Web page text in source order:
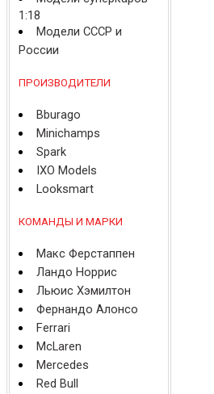
1:18
Модели СССР и
России
ПРОИЗВОДИТЕЛИ
Bburago
Minichamps
Spark
IXO Models
Looksmart
КОМАНДЫ И МАРКИ
Макс Ферстаппен
Ландо Норрис
Льюис Хэмилтон
Фернандо Алонсо
Ferrari
McLaren
Mercedes
Red Bull